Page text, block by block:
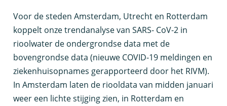
Voor de steden Amsterdam, Utrecht en Rotterdam
koppelt onze trendanalyse van SARS- CoV-2 in
rioolwater de ondergrondse data met de
bovengrondse data (nieuwe COVID-19 meldingen en
ziekenhuisopnames gerapporteerd door het RIVM).
In Amsterdam laten de riooldata van midden januari
weer een lichte stijging zien, in Rotterdam en